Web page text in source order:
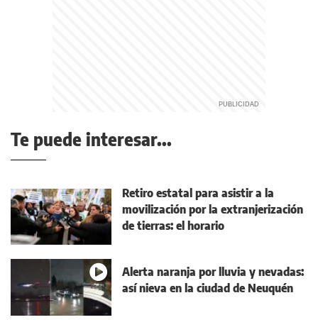
Te puede interesar...
Retiro estatal para asistir a la
movilización por la extranjerización
de tierras: el horario
Alerta naranja por lluvia y nevadas:
así nieva en la ciudad de Neuquén